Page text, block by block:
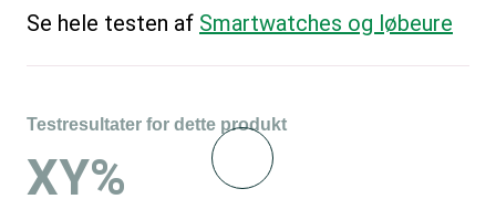
Se hele testen af Smartwatches og løbeure
Testresultater for dette produkt
XY%